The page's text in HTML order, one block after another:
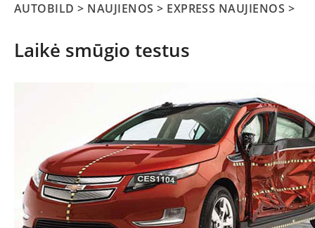
NAUJIENOS
TESTAI
AUTOBILD > NAUJIENOS > EXPRESS NAUJIENOS >
Laikė smūgio testus